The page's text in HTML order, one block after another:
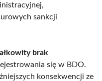
sankcji
brak
się w BDO.
konsekwencji ze